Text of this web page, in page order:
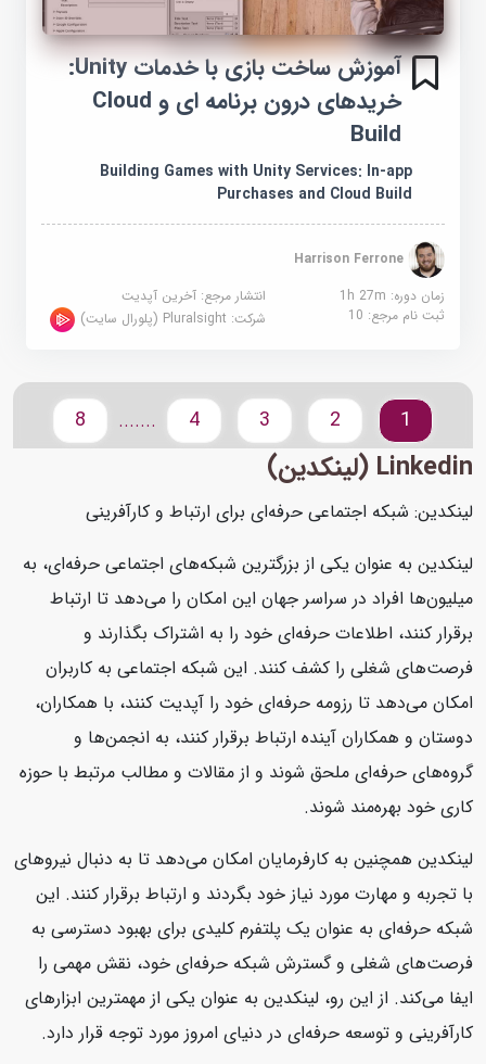
آموزش ساخت بازی با خدمات Unity:
خریدهای درون برنامه ای و Cloud
Build
Building Games with Unity Services: In-app
Purchases and Cloud Build
Harrison Ferrone
زمان دوره: 1h 27m
انتشار مرجع:آخرین آپدیت
ثبت نام مرجع:10 شرکت:Pluralsight (پلورال سایت)
.......
Linkedin (لینکدین)
لینکدین: شبکه اجتماعی حرفه‌ای برای ارتباط و کارآفرینی
لینکدین به عنوان یکی از بزرگترین شبکه‌های اجتماعی حرفه‌ای، به
میلیون‌ها افراد در سراسر جهان این امکان را می‌دهد تا ارتباط
برقرار کنند، اطلاعات حرفه‌ای خود را به اشتراک بگذارند و
فرصت‌های شغلی را کشف کنند. این شبکه اجتماعی به کاربران
امکان می‌دهد تا رزومه حرفه‌ای خود را آپدیت کنند، با همکاران،
دوستان و همکاران آینده ارتباط برقرار کنند، به انجمن‌ها و
گروه‌های حرفه‌ای ملحق شوند و از مقالات و مطالب مرتبط با حوزه
کاری خود بهره‌مند شوند.
لینکدین همچنین به کارفرمایان امکان می‌دهد تا به دنبال نیروهای
با تجربه و مهارت مورد نیاز خود بگردند و ارتباط برقرار کنند. این
شبکه حرفه‌ای به عنوان یک پلتفرم کلیدی برای بهبود دسترسی به
فرصت‌های شغلی و گسترش شبکه حرفه‌ای خود، نقش مهمی را
ایفا می‌کند. از این رو، لینکدین به عنوان یکی از مهمترین ابزارهای
کارآفرینی و توسعه حرفه‌ای در دنیای امروز مورد توجه قرار دارد.